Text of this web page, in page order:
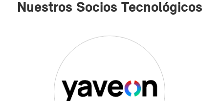
Nues­tros So­cios Tec­no­ló­gi­cos